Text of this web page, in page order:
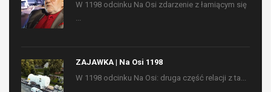
W 1198 odcinku Na Osi zdarzenie z łamiącym się
...
ZAJAWKA | Na Osi 1198
W 1198 odcinku Na Osi: druga część relacji z ta...